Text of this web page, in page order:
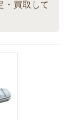
・買取して